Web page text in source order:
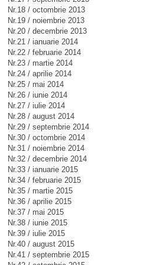
Nr.18 / octombrie 2013
Nr.19 / noiembrie 2013
Nr.20 / decembrie 2013
Nr.21 / ianuarie 2014
Nr.22 / februarie 2014
Nr.23 / martie 2014
Nr.24 / aprilie 2014
Nr.25 / mai 2014
Nr.26 / iunie 2014
Nr.27 / iulie 2014
Nr.28 / august 2014
Nr.29 / septembrie 2014
Nr.30 / octombrie 2014
Nr.31 / noiembrie 2014
Nr.32 / decembrie 2014
Nr.33 / ianuarie 2015
Nr.34 / februarie 2015
Nr.35 / martie 2015
Nr.36 / aprilie 2015
Nr.37 / mai 2015
Nr.38 / iunie 2015
Nr.39 / iulie 2015
Nr.40 / august 2015
Nr.41 / septembrie 2015